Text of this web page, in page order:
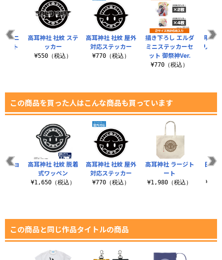
高耳神社 社紋 屋外
対応ステッカー
¥770（税込）
描き下ろし エルダ
ミニステッカーセ
ット 御祭神Ver.
¥770（税込）
明日
リデ
ミニ
ット
高耳神社 社紋 ステ
ッカー
¥550（税込）
この商品を買った人はこんな商品も買っています
高耳神社 社紋 屋外
対応ステッカー
¥770（税込）
高耳神社 ラージト
ート
¥1,980（税込）
日々
ショ
高耳神社 社紋 脱着
式ワッペン
¥1,650（税込）
この商品と同じ作品タイトルの商品